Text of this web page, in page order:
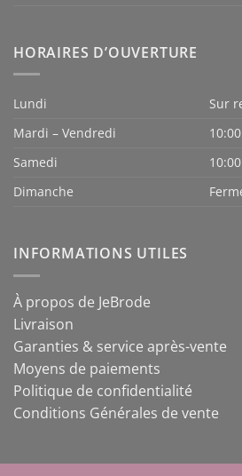
HORAIRES D’OUVERTURE
Lundi
Sur
Mardi – Vendredi
Samedi
Dimanche
INFORMATIONS UTILES
À propos de JeBrode
Livraison
Garanties & service après-vente
Moyens de paiements
Politique de confidentialité
Conditions Générales de vente